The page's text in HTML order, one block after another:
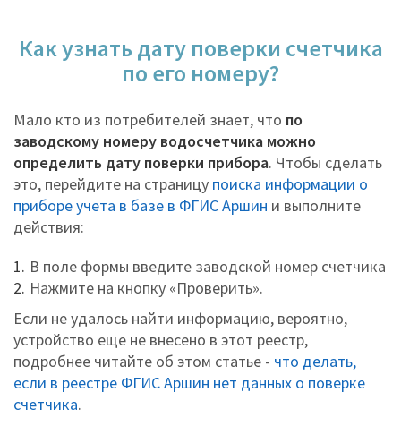
Как узнать дату поверки счетчика
по его номеру?
Мало кто из потребителей знает, что по
заводскому номеру водосчетчика можно
определить дату поверки прибора. Чтобы сделать
это, перейдите на страницу поиска информации о
приборе учета в базе в ФГИС Аршин и выполните
действия:
В поле формы введите заводской номер счетчика
Нажмите на кнопку «Проверить».
Если не удалось найти информацию, вероятно,
устройство еще не внесено в этот реестр,
подробнее читайте об этом статье - что делать,
если в реестре ФГИС Аршин нет данных о поверке
счетчика.